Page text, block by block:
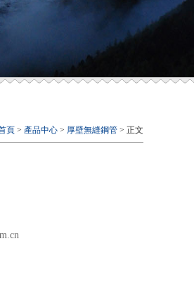
頁 > 產品中心 > 厚壁無縫鋼管 > 正文